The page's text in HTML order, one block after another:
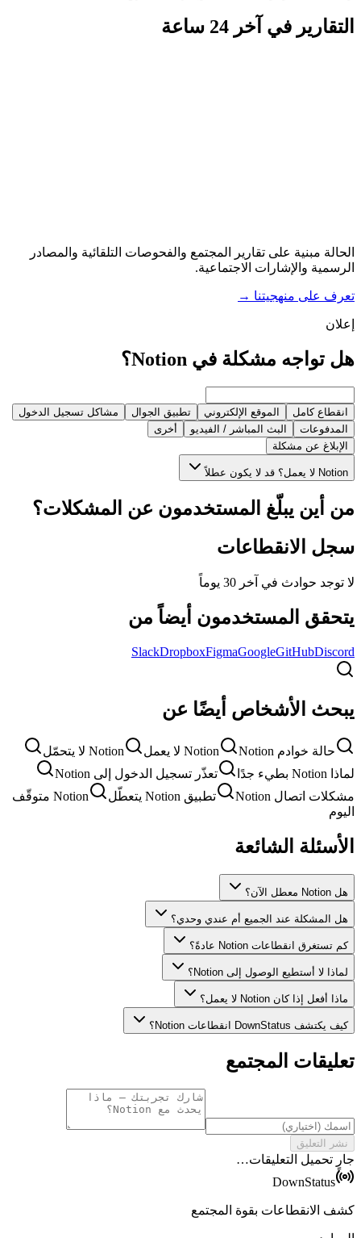
التقارير في آخر 24 ساعة
الحالة مبنية على تقارير المجتمع والفحوصات التلقائية والمصادر
الرسمية والإشارات الاجتماعية.
تعرف على منهجيتنا →
إعلان
هل تواجه مشكلة في Notion؟
انقطاع كامل الموقع الإلكتروني تطبيق الجوال
مشاكل تسجيل الدخول
المدفوعات
البث المباشر / الفيديو
أخرى
الإبلاغ عن مشكلة
Notion لا يعمل؟ قد لا يكون عطلاً
من أين يبلّغ المستخدمون عن المشكلات؟
سجل الانقطاعات
لا توجد حوادث في آخر 30 يوماً
يتحقق المستخدمون أيضاً من
SlackDropboxFigmaGoogleGitHubDiscord
يبحث الأشخاص أيضًا عن
حالة خوادم Notion Notion لا يعمل
Notion لا يتحمّل
لماذا Notion بطيء جدًا
تعذّر تسجيل الدخول إلى Notion
مشكلات اتصال Notion
تطبيق Notion يتعطّل
Notion متوقّف
اليوم
الأسئلة الشائعة
هل Notion معطل الآن؟
هل المشكلة عند الجميع أم عندي وحدي؟
كم تستغرق انقطاعات Notion عادةً؟
لماذا لا أستطيع الوصول إلى Notion؟
ماذا أفعل إذا كان Notion لا يعمل؟
كيف يكتشف DownStatus انقطاعات Notion؟
تعليقات المجتمع
نشر التعليق
جارٍ تحميل التعليقات…
DownStatus
كشف الانقطاعات بقوة المجتمع